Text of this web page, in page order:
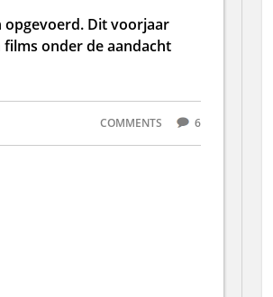
opgevoerd. Dit voorjaar
onder de aandacht
COMMENTS 6